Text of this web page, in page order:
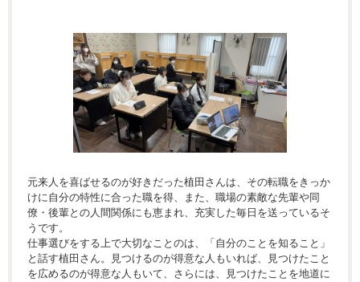
元来人を喜ばせるのが好きだった植田さんは、その転職をきっか
けに自分の特性に合った職を得、また、職場の素敵な先輩や同
僚・後輩との人間関係にも恵まれ、充実した毎日を送っているそ
うです。
仕事選びをする上で大切なことのは、「自分のことを知ること」
と話す植田さん。見つけるのが得意な人もいれば、見つけたこと
を広めるのが得意な人もいて、さらには、見つけたことを地道に